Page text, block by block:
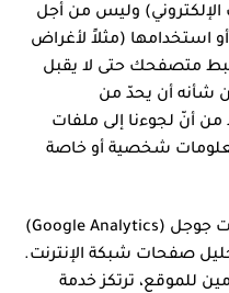
الإلكتروني) وليس من أجل
استخدامها (مثلاً لأغراض
متصفحك حتى لا يقبل
شأنه أن يحدّ من
أنّ لجوءنا إلى ملفات
معلومات شخصية أو خاصة
ويستخدم هذا الموقع خدمة تحليلات جوجل (Google Analytics)
صفحات شبكة الإنترنت.
للموقع، ترتكز خدمة